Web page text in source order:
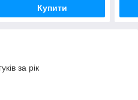
Купити
за рік